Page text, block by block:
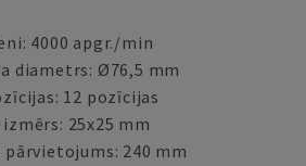
4000 apgr./min
diametrs: Ø76,5 mm
12 pozīcijas
25x25 mm
pārvietojums: 240 mm